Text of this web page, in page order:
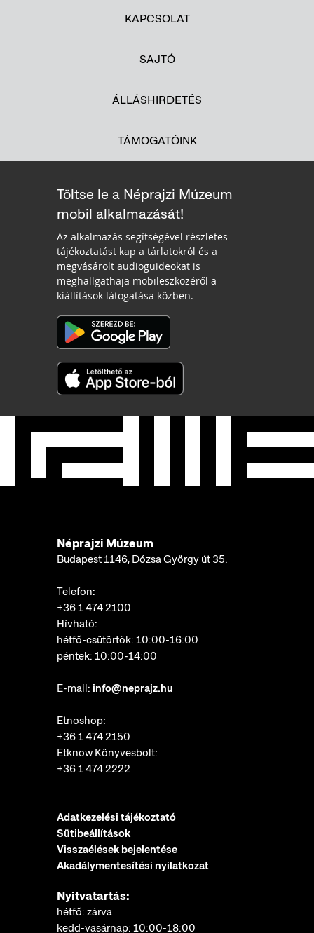
KAPCSOLAT
SAJTÓ
ÁLLÁSHIRDETÉS
TÁMOGATÓINK
Töltse le a Néprajzi Múzeum
mobil alkalmazását!
Az alkalmazás segítségével részletes
tájékoztatást kap a tárlatokról és a
megvásárolt audioguideokat is
meghallgathaja mobileszközéről a
kiállítások látogatása közben.
Néprajzi Múzeum
Budapest 1146, Dózsa György út 35.
Telefon:
+36 1 474 2100
Hívható:
hétfő-csütörtök: 10:00-16:00
péntek: 10:00-14:00
E-mail: info@neprajz.hu
Etnoshop:
+36 1 474 2150
Etknow Könyvesbolt:
+36 1 474 2222
Adatkezelési tájékoztató
Sütibeállítások
Visszaélések bejelentése
Akadálymentesítési nyilatkozat
Nyitvatartás:
hétfő: zárva
kedd-vasárnap: 10:00-18:00